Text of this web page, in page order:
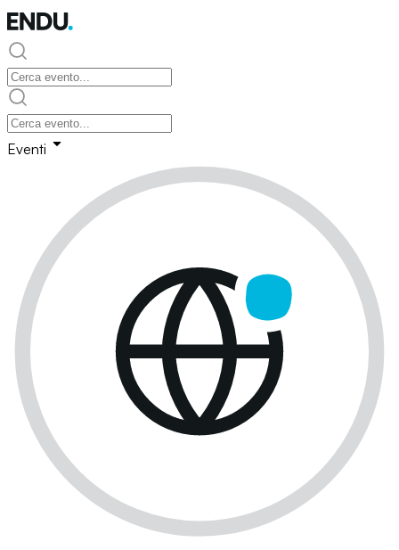
Eventi